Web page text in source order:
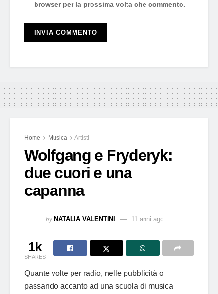
browser per la prossima volta che commento.
Home Musica Artisti
Wolfgang e Fryderyk:
due cuori e una
capanna
by NATALIA VALENTINI 11 anni ago
1k
SHARES
Quante volte per radio, nelle pubblicità o
passando accanto ad una scuola di musica